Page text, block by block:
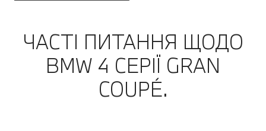
ЧАСТІ ПИТАННЯ ЩОДО
BMW 4 СЕРІЇ GRAN
COUPÉ.